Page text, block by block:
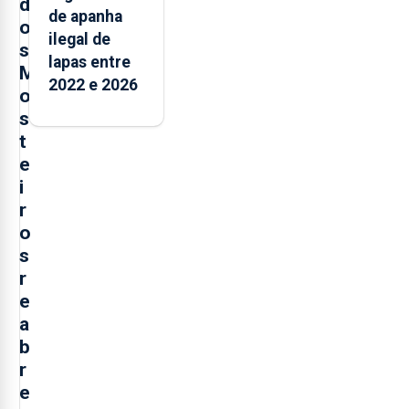
d
o
s
M
o
s
t
e
i
r
o
s
r
e
a
b
r
e
de apanha
ilegal de
lapas entre
2022 e 2026